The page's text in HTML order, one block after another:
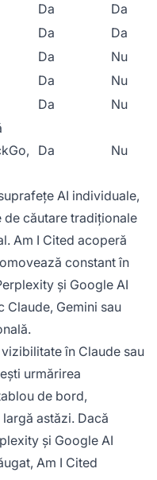
Da
Da
Da
Da
Da
Nu
Da
Nu
Da
Nu
Da Nu
AI individuale,
căutare tradiționale
Am I Cited acoperă
constant în
și Google AI
Claude, Gemini sau
în Claude sau
urmărirea
de bord,
astăzi. Dacă
și Google AI
Am I Cited